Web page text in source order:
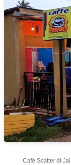
Café Scatter di